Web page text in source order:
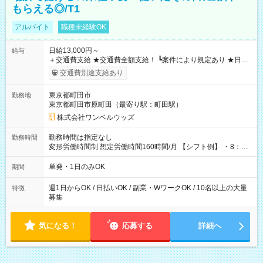
もらえる◎/T1
アルバイト 職種未経験OK
給与
日給13,000円～
＋交通費支給 ★交通費全額支給！ ┗案件により規定あり ★日払
いOK！（規定あり） ┗働いたその日に現金GET♪ お仕事後はコ
ンビニATMから 日払い分を引き落とせます！ 【試用期間】試
交通費別途支給あり
勤務地
東京都町田市
東京都町田市原町田（最寄り駅：町田駅）
株式会社ワンベルウッズ
勤務時間
勤務時間は指定なし
変形労働時間制 想定労働時間160時間/月 【シフト例】 ・8：00
～21：00
期間 単発・1日のみOK
特徴
週1日からOK / 日払いOK / 副業・WワークOK / 10名以上の大量
募集
気になる！ 応募する 詳細へ